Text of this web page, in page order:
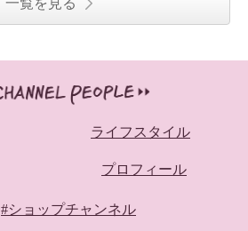
ライフスタイル
プロフィール
#ショップチャンネル